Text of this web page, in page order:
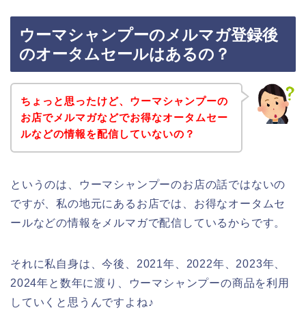
ウーマシャンプーのメルマガ登録後
のオータムセールはあるの？
ちょっと思ったけど、ウーマシャンプーの
お店でメルマガなどでお得なオータムセー
ルなどの情報を配信していないの？
というのは、ウーマシャンプーのお店の話ではないの
ですが、私の地元にあるお店では、お得なオータムセ
ールなどの情報をメルマガで配信しているからです。
それに私自身は、今後、2021年、2022年、2023年、
2024年と数年に渡り、ウーマシャンプーの商品を利用
していくと思うんですよね♪